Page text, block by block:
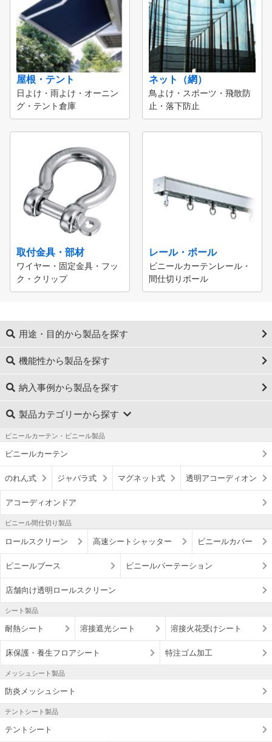
屋根・テント
日よけ・雨よけ・オーニン
グ・テント倉庫
ネット（網）
鳥よけ・スポーツ・飛散防
止・落下防止
取付金具・部材
ワイヤー・固定金具・フッ
ク・クリップ
レール・ポール
ビニールカーテンレール・
間仕切りポール
用途・目的から製品を探す
機能性から製品を探す
納入事例から製品を探す
製品カテゴリーから探す
ビニールカーテン・ビニール製品
ビニールカーテン
のれん式 ジャバラ式 マグネット式 透明アコーディオン
アコーディオンドア
ビニール間仕切り製品
ロールスクリーン 高速シートシャッター ビニールカバー
ビニールブース ビニールパーテーション
店舗向け透明ロールスクリーン
シート製品
耐熱シート 溶接遮光シート 溶接火花受けシート
床保護・養生フロアシート 特注ゴム加工
メッシュシート製品
防炎メッシュシート
テントシート製品
テントシート